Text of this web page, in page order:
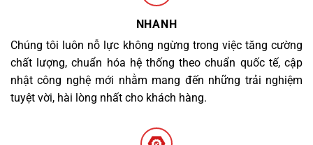
NHANH
Chúng tôi luôn nỗ lực không ngừng trong việc tăng cường
chất lượng, chuẩn hóa hệ thống theo chuẩn quốc tế, cập
nhật công nghệ mới nhằm mang đến những trải nghiệm
tuyệt vời, hài lòng nhất cho khách hàng.